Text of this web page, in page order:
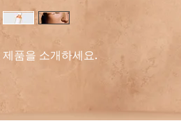
제품을 소개하세요.